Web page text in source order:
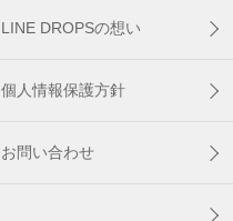
LINE DROPSの想い
個人情報保護方針
お問い合わせ